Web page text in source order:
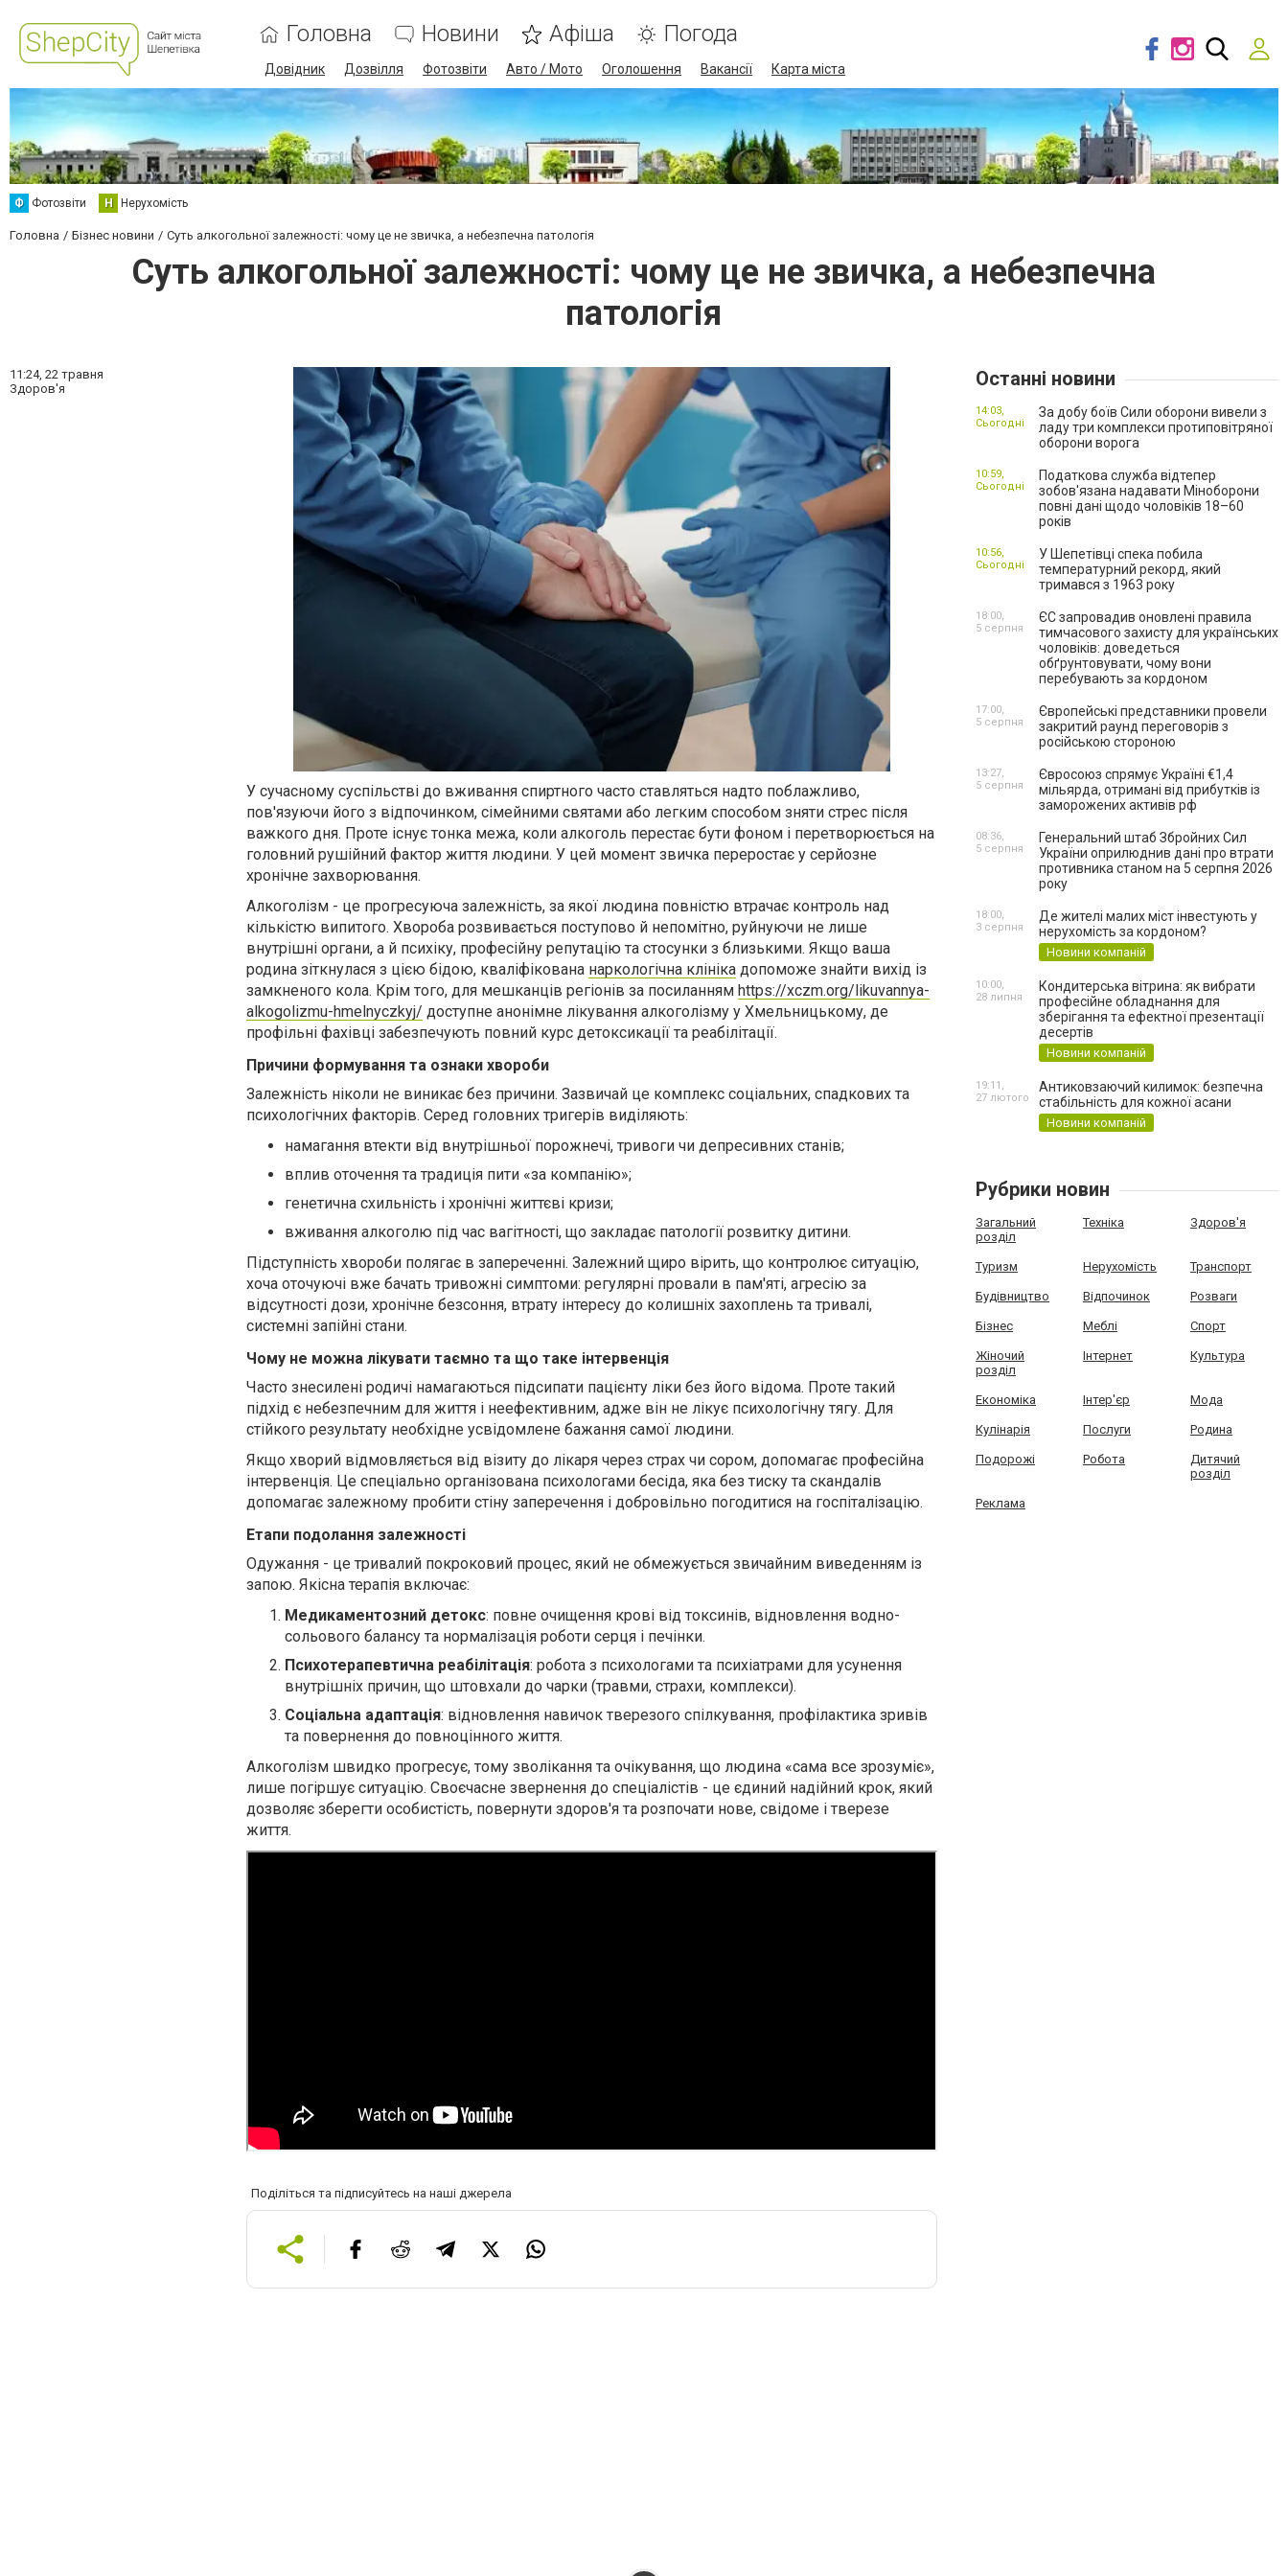
Головна Новини Афіша Погода
Довідник Дозвілля Фотозвіти Авто / Мото Оголошення Вакансії Карта міста
Ф Фотозвіти Н Нерухомість
Головна Бізнес новини Суть алкогольної залежності: чому це не звичка, а небезпечна патологія
Суть алкогольної залежності: чому це не звичка, а небезпечна
патологія
11:24, 22 травня
Здоров'я
У сучасному суспільстві до вживання спиртного часто ставляться надто поблажливо,
пов'язуючи його з відпочинком, сімейними святами або легким способом зняти стрес після
важкого дня. Проте існує тонка межа, коли алкоголь перестає бути фоном і перетворюється на
головний рушійний фактор життя людини. У цей момент звичка переростає у серйозне
хронічне захворювання.
Алкоголізм - це прогресуюча залежність, за якої людина повністю втрачає контроль над
кількістю випитого. Хвороба розвивається поступово й непомітно, руйнуючи не лише
внутрішні органи, а й психіку, професійну репутацію та стосунки з близькими. Якщо ваша
родина зіткнулася з цією бідою, кваліфікована наркологічна клініка допоможе знайти вихід із
замкненого кола. Крім того, для мешканців регіонів за посиланням https://xczm.org/likuvannya-
alkogolizmu-hmelnyczkyj/ доступне анонімне лікування алкоголізму у Хмельницькому, де
профільні фахівці забезпечують повний курс детоксикації та реабілітації.
Причини формування та ознаки хвороби
Залежність ніколи не виникає без причини. Зазвичай це комплекс соціальних, спадкових та
психологічних факторів. Серед головних тригерів виділяють:
намагання втекти від внутрішньої порожнечі, тривоги чи депресивних станів;
вплив оточення та традиція пити «за компанію»;
генетична схильність і хронічні життєві кризи;
вживання алкоголю під час вагітності, що закладає патології розвитку дитини.
Підступність хвороби полягає в запереченні. Залежний щиро вірить, що контролює ситуацію,
хоча оточуючі вже бачать тривожні симптоми: регулярні провали в пам'яті, агресію за
відсутності дози, хронічне безсоння, втрату інтересу до колишніх захоплень та тривалі,
системні запійні стани.
Чому не можна лікувати таємно та що таке інтервенція
Часто знесилені родичі намагаються підсипати пацієнту ліки без його відома. Проте такий
підхід є небезпечним для життя і неефективним, адже він не лікує психологічну тягу. Для
стійкого результату необхідне усвідомлене бажання самої людини.
Якщо хворий відмовляється від візиту до лікаря через страх чи сором, допомагає професійна
інтервенція. Це спеціально організована психологами бесіда, яка без тиску та скандалів
допомагає залежному пробити стіну заперечення і добровільно погодитися на госпіталізацію.
Етапи подолання залежності
Одужання - це тривалий покроковий процес, який не обмежується звичайним виведенням із
запою. Якісна терапія включає:
Медикаментозний детокс: повне очищення крові від токсинів, відновлення водно-
сольового балансу та нормалізація роботи серця і печінки.
Психотерапевтична реабілітація: робота з психологами та психіатрами для усунення
внутрішніх причин, що штовхали до чарки (травми, страхи, комплекси).
Соціальна адаптація: відновлення навичок тверезого спілкування, профілактика зривів
та повернення до повноцінного життя.
Алкоголізм швидко прогресує, тому зволікання та очікування, що людина «сама все зрозуміє»,
лише погіршує ситуацію. Своєчасне звернення до спеціалістів - це єдиний надійний крок, який
дозволяє зберегти особистість, повернути здоров'я та розпочати нове, свідоме і тверезе
життя.
Поділіться та підписуйтесь на наші джерела
Останні новини
За добу боїв Сили оборони вивели з
ладу три комплекси протиповітряної
оборони ворога
14:03,
Сьогодні
Податкова служба відтепер
зобов'язана надавати Міноборони
повні дані щодо чоловіків 18–60
років
10:59,
Сьогодні
У Шепетівці спека побила
температурний рекорд, який
тримався з 1963 року
10:56,
Сьогодні
ЄС запровадив оновлені правила
тимчасового захисту для українських
чоловіків: доведеться
обґрунтовувати, чому вони
перебувають за кордоном
18:00,
5 серпня
Європейські представники провели
закритий раунд переговорів з
російською стороною
17:00,
5 серпня
Євросоюз спрямує Україні €1,4
мільярда, отримані від прибутків із
заморожених активів рф
13:27,
5 серпня
Генеральний штаб Збройних Сил
України оприлюднив дані про втрати
противника станом на 5 серпня 2026
року
08:36,
5 серпня
Де жителі малих міст інвестують у
нерухомість за кордоном?
Новини компаній
18:00,
3 серпня
Кондитерська вітрина: як вибрати
професійне обладнання для
зберігання та ефектної презентації
десертів
Новини компаній
10:00,
28 липня
Антиковзаючий килимок: безпечна
стабільність для кожної асани
Новини компаній
19:11,
27 лютого
Рубрики новин
Загальний
розділ
Техніка Здоров'я
Туризм Нерухомість Транспорт
Будівництво Відпочинок Розваги
Бізнес Меблі Спорт
Жіночий
розділ
Інтернет Культура
Економіка Інтер'єр Мода
Кулінарія Послуги Родина
Подорожі Робота
Дитячий
розділ
Реклама